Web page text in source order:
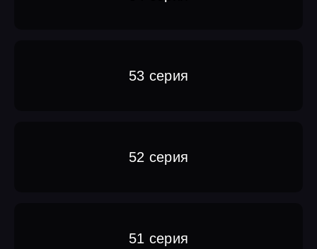
53 серия
52 серия
51 серия